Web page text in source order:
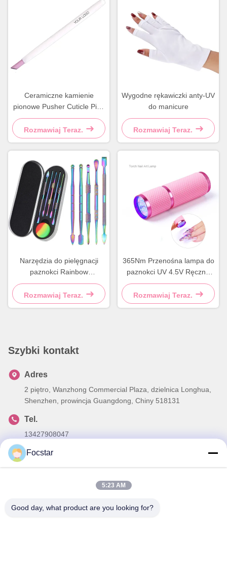
Ceramiczne kamienie
pionowe Pusher Cuticle Pink
Head Nail Pumice Stick
Rozmawiaj Teraz.
Wygodne rękawiczki anty-UV
do manicure
Rozmawiaj Teraz.
Narzędzia do pielęgnacji
paznokci Rainbow
FOCSTAR Popychacze do
skórek z niestandardowym
logo
Rozmawiaj Teraz.
365Nm Przenośna lampa do
paznokci UV 4.5V Ręczna
lampa do paznokci LED
Rozmawiaj Teraz.
Szybki kontakt
Adres
2 piętro, Wanzhong Commercial Plaza, dzielnica Longhua,
Shenzhen, prowincja Guangdong, Chiny 518131
Tel.
13427908047
Wiadomość elektroniczna
edmund@focstar.com
Focstar
5:23 AM
Good day, what product are you looking for?